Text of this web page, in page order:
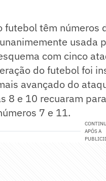
futebol têm números
usada
com cinco
do futebol foi
avançado do
8 e 10 recuaram
7 e 11.
APÓS A